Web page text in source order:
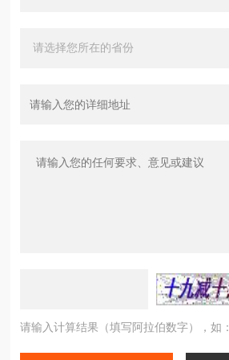
请输入计算结果（填写阿拉伯数字），如